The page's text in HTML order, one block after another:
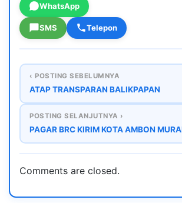
WhatsApp
SMS Telepon
‹ POSTING SEBELUMNYA
ATAP TRANSPARAN BALIKPAPAN
POSTING SELANJUTNYA ›
PAGAR BRC KIRIM KOTA AMBON
Comments are closed.